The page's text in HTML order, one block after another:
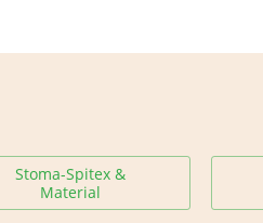
Stoma-Spitex &
Material